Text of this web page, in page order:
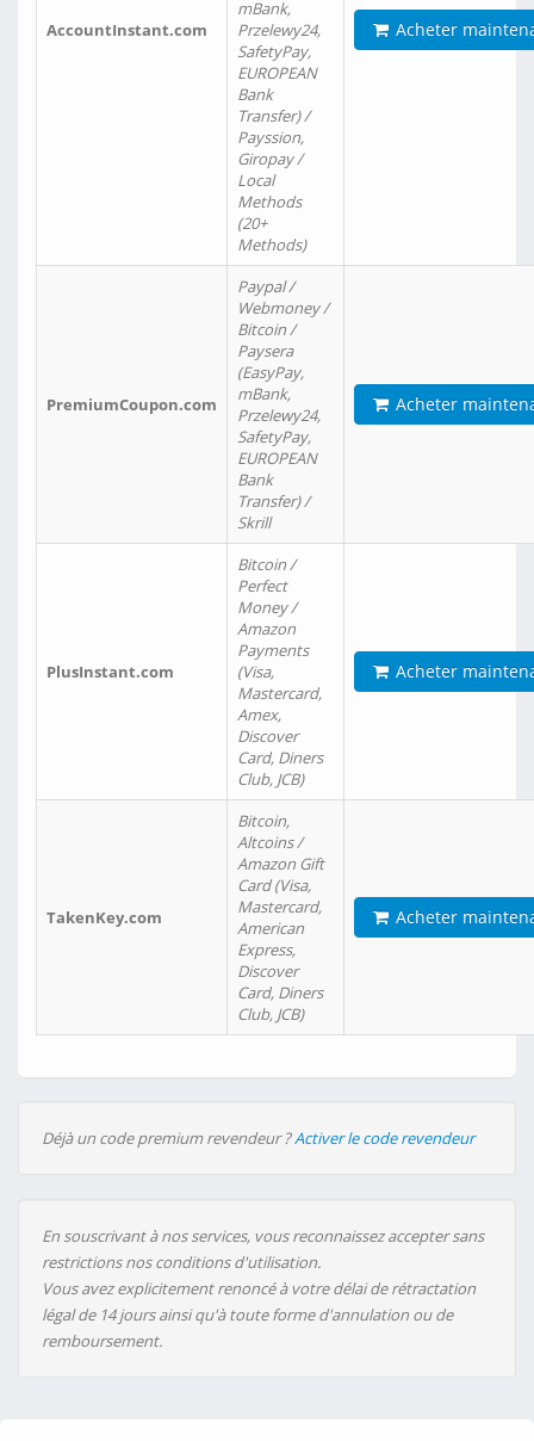
AccountInstant.com
mBank,
Przelewy24,
SafetyPay,
EUROPEAN
Bank
Transfer) /
Payssion,
Giropay /
Local
Methods
(20+
Methods)
Acheter
PremiumCoupon.com
Paypal /
Webmoney /
Bitcoin /
Paysera
(EasyPay,
mBank,
Przelewy24,
SafetyPay,
EUROPEAN
Bank
Transfer) /
Skrill
Acheter
PlusInstant.com
Bitcoin /
Perfect
Money /
Amazon
Payments
(Visa,
Mastercard,
Amex,
Discover
Card, Diners
Club, JCB)
Acheter
TakenKey.com
Bitcoin,
Altcoins /
Amazon Gift
Card (Visa,
Mastercard,
American
Express,
Discover
Card, Diners
Club, JCB)
Acheter
Déjà un code premium revendeur ?Activer le code revendeur
En souscrivant à nos services, vous reconnaissez accepter sans
restrictions nos conditions d'utilisation.
Vous avez explicitement renoncé à votre délai de rétractation
légal de 14 jours ainsi qu'à toute forme d'annulation ou de
remboursement.